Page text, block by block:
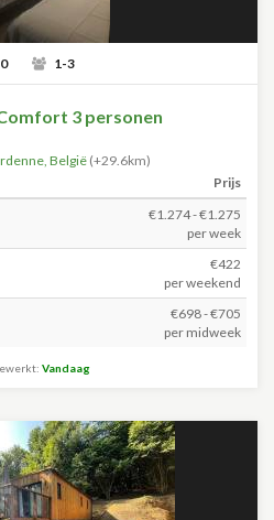
0 1-3
3 personen
, België (+29.6km)
Prijs
€1.274 - €1.275
per week
€422
per weekend
€698 - €705
per midweek
Vandaag